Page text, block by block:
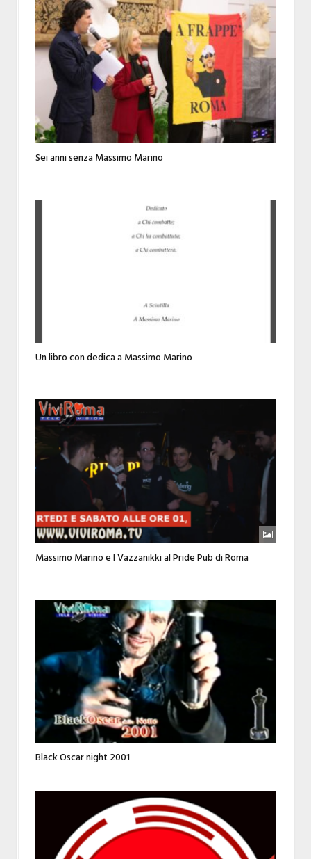
Sei anni senza Massimo Marino
Un libro con dedica a Massimo Marino
Massimo Marino e I Vazzanikki al Pride Pub di Roma
Black Oscar night 2001